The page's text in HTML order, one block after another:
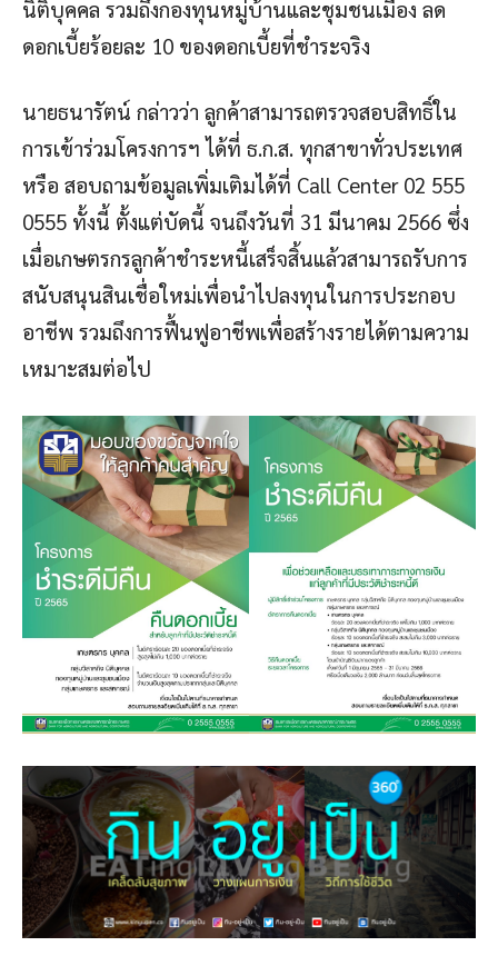
นิติบุคคล รวมถึงกองทุนหมู่บ้านและชุมชนเมือง ลด
ดอกเบี้ยร้อยละ 10 ของดอกเบี้ยที่ชำระจริง
นายธนารัตน์ กล่าวว่า ลูกค้าสามารถตรวจสอบสิทธิ์ใน
การเข้าร่วมโครงการฯ ได้ที่ ธ.ก.ส. ทุกสาขาทั่วประเทศ
หรือ สอบถามข้อมูลเพิ่มเติมได้ที่ Call Center 02 555
0555 ทั้งนี้ ตั้งแต่บัดนี้ จนถึงวันที่ 31 มีนาคม 2566 ซึ่ง
เมื่อเกษตรกรลูกค้าชำระหนี้เสร็จสิ้นแล้วสามารถรับการ
สนับสนุนสินเชื่อใหม่เพื่อนำไปลงทุนในการประกอบ
อาชีพ รวมถึงการฟื้นฟูอาชีพเพื่อสร้างรายได้ตามความ
เหมาะสมต่อไป